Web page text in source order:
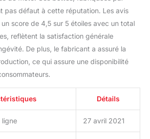
microfibre avec le TPU
au-dessus de l’injection
pour la préhensilité
accrue. Nouveau
panneau de microfibre
synthétique sur le côté
résistance accrue à
l’abrasion et une
meilleure sensation en
contact avec la moto.
Nouveau dis shifter TPU
pour une protection
pas défaut à cette réputation. Les avis
score de 4,5 sur 5 étoiles avec un total
reflètent la satisfaction générale
De plus, le fabricant a assuré la
ce qui assure une disponibilité
Détails
ligne 27 avril 2021